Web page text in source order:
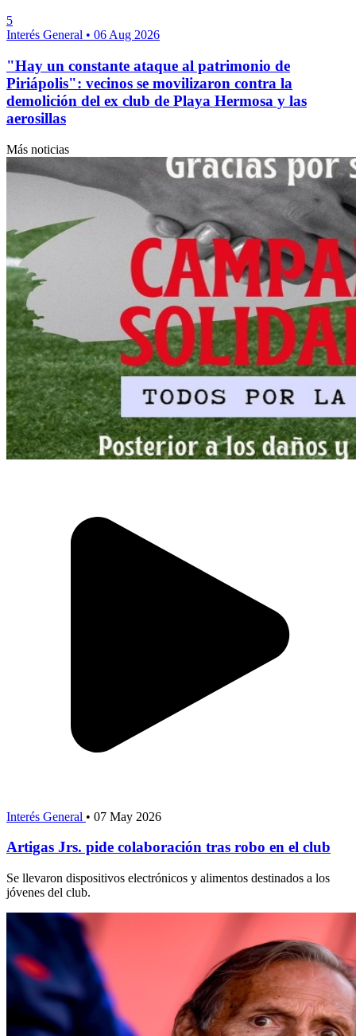
5
Interés General • 06 Aug 2026
"Hay un constante ataque al patrimonio de
Piriápolis": vecinos se movilizaron contra la
demolición del ex club de Playa Hermosa y las
aerosillas
Más noticias
Interés General • 07 May 2026
Artigas Jrs. pide colaboración tras robo en el club
Se llevaron dispositivos electrónicos y alimentos destinados a los
jóvenes del club.